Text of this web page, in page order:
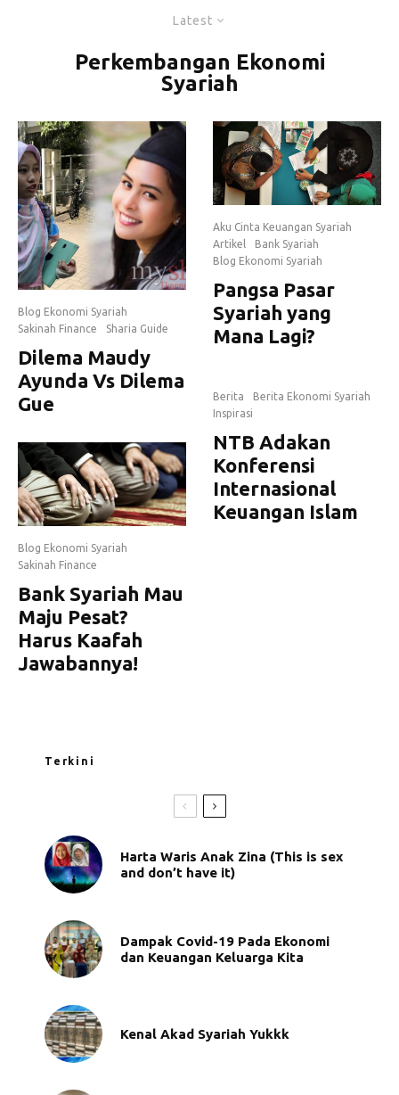
Latest
Perkembangan Ekonomi
Syariah
Blog Ekonomi Syariah
Sakinah Finance
Sharia Guide
Dilema Maudy
Ayunda Vs Dilema
Gue
Blog Ekonomi Syariah
Sakinah Finance
Bank Syariah Mau
Maju Pesat?
Harus Kaafah
Jawabannya!
Aku Cinta Keuangan Syariah
Artikel
Bank Syariah
Blog Ekonomi Syariah
Pangsa Pasar
Syariah yang
Mana Lagi?
Berita
Berita Ekonomi Syariah
Inspirasi
NTB Adakan
Konferensi
Internasional
Keuangan Islam
Terkini
Harta Waris Anak Zina (This is sex
and don’t have it)
Dampak Covid-19 Pada Ekonomi
dan Keuangan Keluarga Kita
Kenal Akad Syariah Yukkk